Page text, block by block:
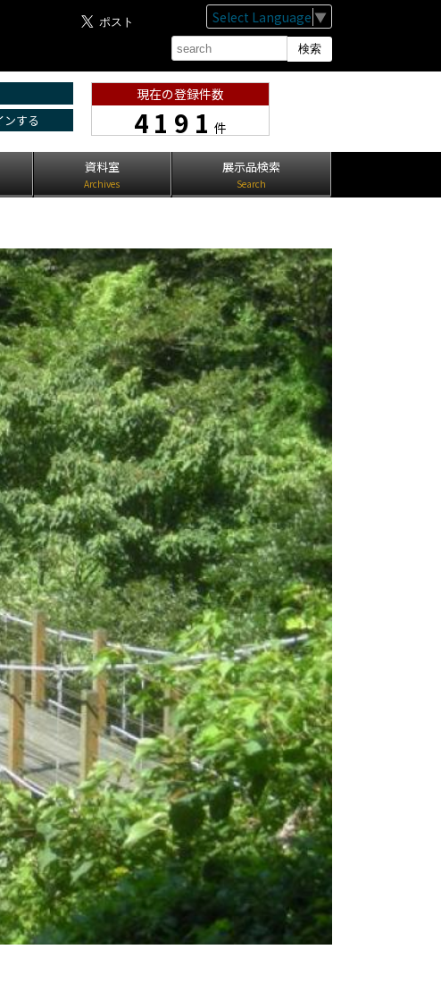
Select Language ▼
する
現在の登録件数
4191件
資料室
Archives
展示品検索
Search